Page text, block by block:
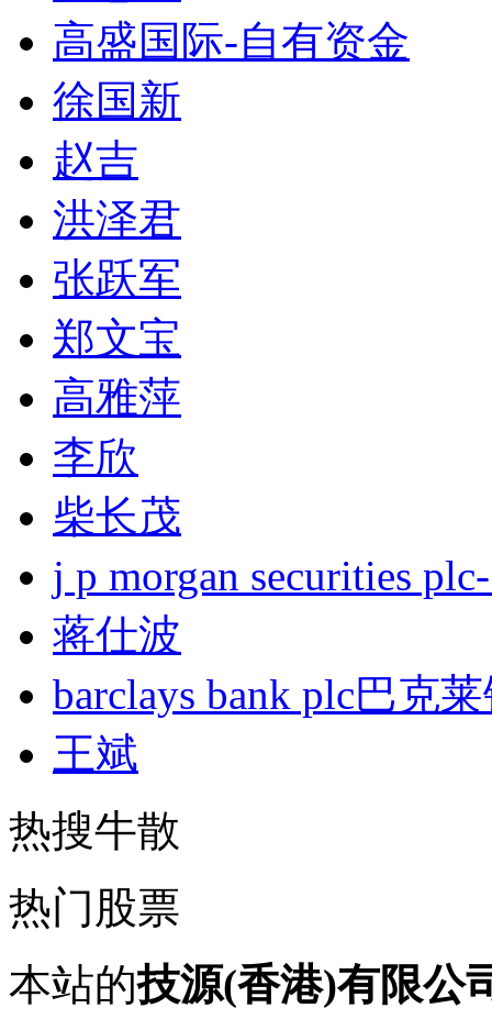
高盛国际-自有资金
徐国新
赵吉
洪泽君
张跃军
郑文宝
高雅萍
李欣
柴长茂
j p morgan securities
蒋仕波
barclays bank plc巴克
王斌
热搜牛散
热门股票
本站的技源(香港)有限公